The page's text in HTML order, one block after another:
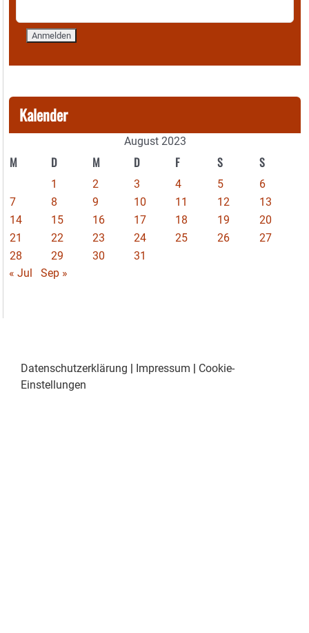
Kalender
August 2023
M D M D F S S
1 2 3 4 5
6
7
8 9 10 11 12
13
14
15 16 17 18 19
20
21
22 23 24 25 26
27
28
29 30
31
« Jul
Sep »
Datenschutzerklärung | Impressum | Cookie-
Einstellungen